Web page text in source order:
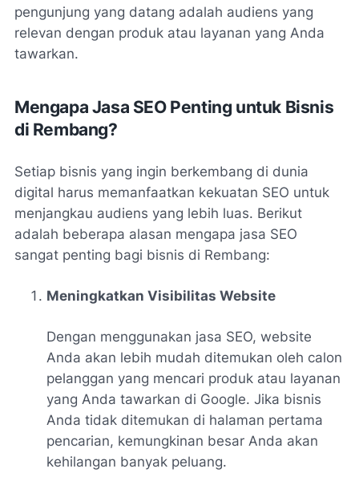
pengunjung yang datang adalah audiens yang
relevan dengan produk atau layanan yang Anda
tawarkan.
Mengapa Jasa SEO Penting untuk Bisnis
di Rembang?
Setiap bisnis yang ingin berkembang di dunia
digital harus memanfaatkan kekuatan SEO untuk
menjangkau audiens yang lebih luas. Berikut
adalah beberapa alasan mengapa jasa SEO
sangat penting bagi bisnis di Rembang:
Meningkatkan Visibilitas Website
Dengan menggunakan jasa SEO, website
Anda akan lebih mudah ditemukan oleh calon
pelanggan yang mencari produk atau layanan
yang Anda tawarkan di Google. Jika bisnis
Anda tidak ditemukan di halaman pertama
pencarian, kemungkinan besar Anda akan
kehilangan banyak peluang.